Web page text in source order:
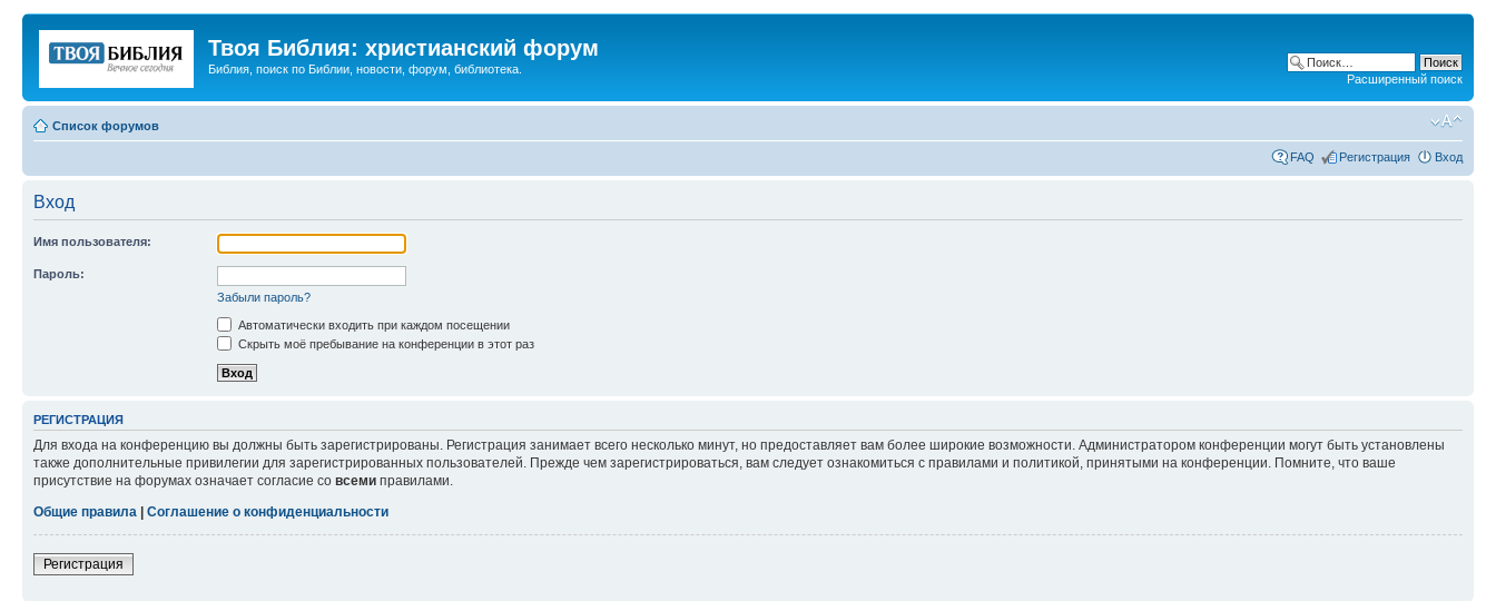
Твоя Библия: христианский форум
Библия, поиск по Библии, новости, форум, библиотека.
Расширенный поиск
Список форумов
FAQ Регистрация Вход
Вход
Имя пользователя:
Пароль:
Забыли пароль?
Автоматически входить при каждом посещении
Скрыть моё пребывание на конференции в этот раз
РЕГИСТРАЦИЯ
Для входа на конференцию вы должны быть зарегистрированы. Регистрация занимает всего несколько минут, но предоставляет вам более широкие возможности. Администратором конференции могут быть установлены
также дополнительные привилегии для зарегистрированных пользователей. Прежде чем зарегистрироваться, вам следует ознакомиться с правилами и политикой, принятыми на конференции. Помните, что ваше
присутствие на форумах означает согласие со всеми правилами.
Общие правила
Соглашение о конфиденциальности
Регистрация